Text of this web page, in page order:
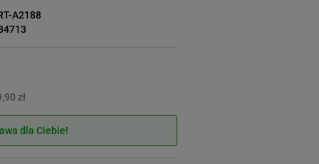
A2188
zł
dla Ciebie!